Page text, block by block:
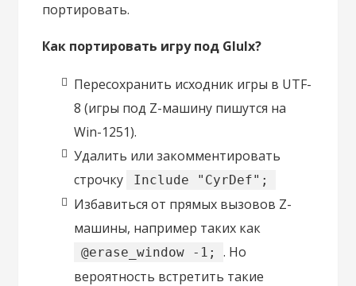
портировать.
Как портировать игру под Glulx?
Пересохранить исходник игры в UTF-
8 (игры под Z-машину пишутся на
Win-1251).
Удалить или закомментировать
строчку
Include "CyrDef";
Избавиться от прямых вызовов Z-
машины, например таких как
@erase_window -1;
. Но
вероятность встретить такие